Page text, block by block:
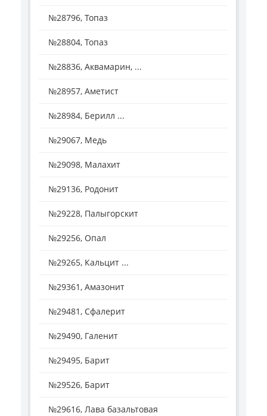
№28796, Топаз
№28804, Топаз
№28836, Аквамарин, ...
№28957, Аметист
№28984, Берилл ...
№29067, Медь
№29098, Малахит
№29136, Родонит
№29228, Палыгорскит
№29256, Опал
№29265, Кальцит ...
№29361, Амазонит
№29481, Сфалерит
№29490, Галенит
№29495, Барит
№29526, Барит
№29616, Лава базальтовая